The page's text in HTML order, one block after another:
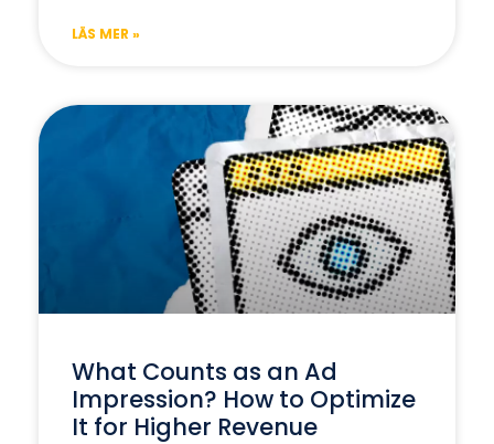
LÄS MER »
What Counts as an Ad
Impression? How to Optimize
It for Higher Revenue